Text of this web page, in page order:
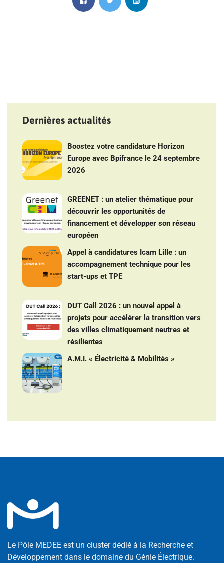
Dernières actualités
Boostez votre candidature Horizon
Europe avec Bpifrance le 24 septembre
2026
GREENET : un atelier thématique pour
découvrir les opportunités de
financement et développer son réseau
européen
Appel à candidatures Icam Lille : un
accompagnement technique pour les
start-ups et TPE
DUT Call 2026 : un nouvel appel à
projets pour accélérer la transition vers
des villes climatiquement neutres et
résilientes
A.M.I. « Électricité & Mobilités »
Le Pôle MEDEE est un cluster dédié à la Recherche et
Développement dans le domaine du Génie Électrique.